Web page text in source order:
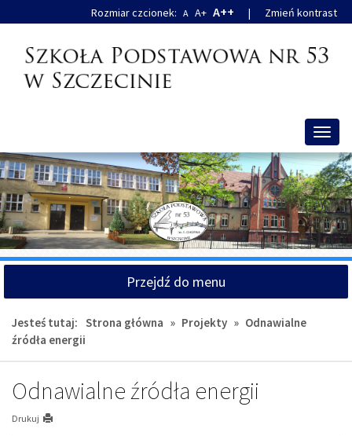
do
do
Rozmiar czcionek: A A+ A++ | Zmień kontrast
Przejdź do menu
Jesteś tutaj: Strona główna » Projekty » Odnawialne
źródła energii
Odnawialne źródła energii
Drukuj